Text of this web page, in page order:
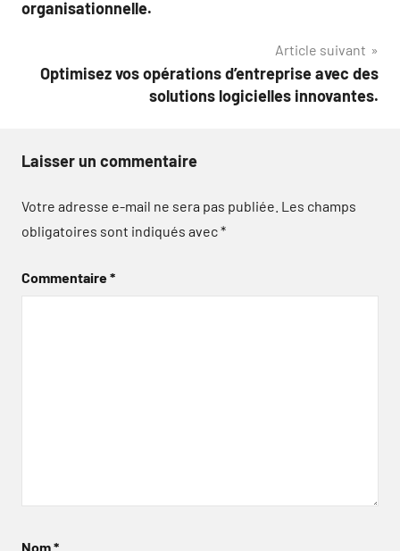
organisationnelle.
Article suivant
Optimisez vos opérations d’entreprise avec des
solutions logicielles innovantes.
Laisser un commentaire
Votre adresse e-mail ne sera pas publiée. Les champs
obligatoires sont indiqués avec*
Commentaire*
Nom*